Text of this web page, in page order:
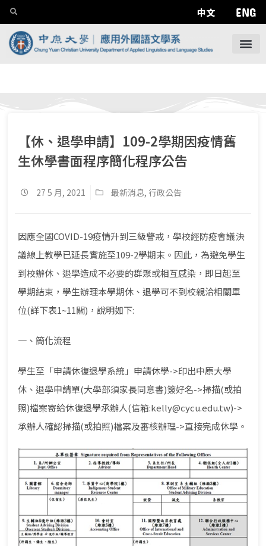
中文 ENG
【休、退學申請】109-2學期因疫情舊
生休學書面程序簡化程序公告
27 5 月, 2021 最新消息, 行政公告
因應全國COVID-19疫情升到三級警戒，學校經防疫會議決
議線上教學已延長實施至109-2學期末。因此，為避免學生
到校辦休、退學造成不必要的群聚或相互感染，即日起至
學期結束，學生辦理本學期休、退學可不到校親洽相關單
位(詳下表1~11關)，說明如下:
一、簡化流程
學生至「申請休復退學系統」申請休學->印出中原大學
休、退學申請單(大學部須家長同意書)簽好名->掃描(或拍
照)檔案寄給休復退學承辦人(信箱:kelly@cycu.edu.tw)->
承辦人確認掃描(或拍照)檔案及審核辦理->直接完成休學。